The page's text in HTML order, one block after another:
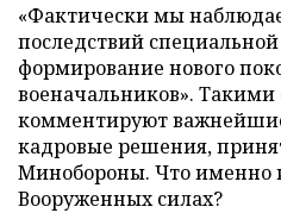
«Фактически мы
последствий
формирование нового
военачальников».
комментируют
кадровые решения,
Минобороны. Что именно
Вооруженных силах?